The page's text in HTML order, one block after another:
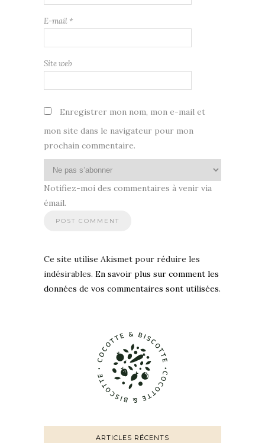
E-mail *
Site web
Enregistrer mon nom, mon e-mail et
mon site dans le navigateur pour mon
prochain commentaire.
Notifiez-moi des commentaires à venir via
émail.
Ce site utilise Akismet pour réduire les
indésirables. En savoir plus sur comment les
données de vos commentaires sont utilisées.
ARTICLES RÉCENTS